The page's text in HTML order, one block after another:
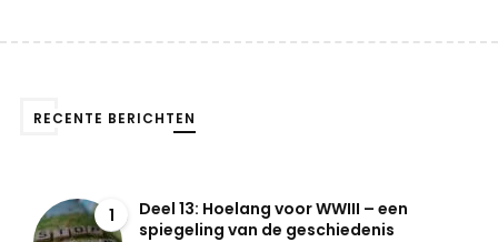
RECENTE BERICHTEN
1
Deel 13: Hoelang voor WWIII – een
spiegeling van de geschiedenis